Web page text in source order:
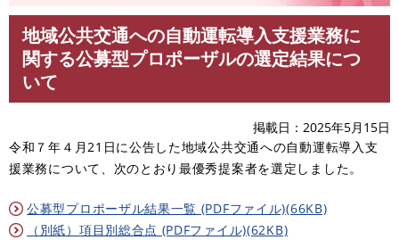
地域公共交通への自動運転導入支援業務に
関する公募型プロポーザルの選定結果につ
いて
掲載日
2025年5月15日
令和７年４月21日に公告した地域公共交通への自動運転導入支
援業務について、次のとおり最優秀提案者を選定しました。
公募型プロポーザル結果一覧 (PDFファイル)(66KB)
（別紙）項目別総合点 (PDFファイル)(62KB)